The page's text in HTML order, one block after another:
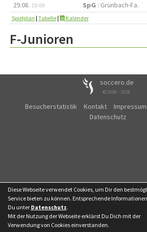
29.08. 10:00 SpG : Grünbach-Fa.
Spielplan | Tabelle| Kalender
F-Junioren
soccero.de
© 2006 - 2026
Besucherstatistik Kontakt Impressum
Datenschutz
Diese Webseite verwendet Cookies, um Dir den
Service bieten zu können. Entsprechende
Du unter Datenschutz.
Mit der Nutzung der Webseite erklärst Du Dich mit der
Verwendung von Cookies einverstanden.